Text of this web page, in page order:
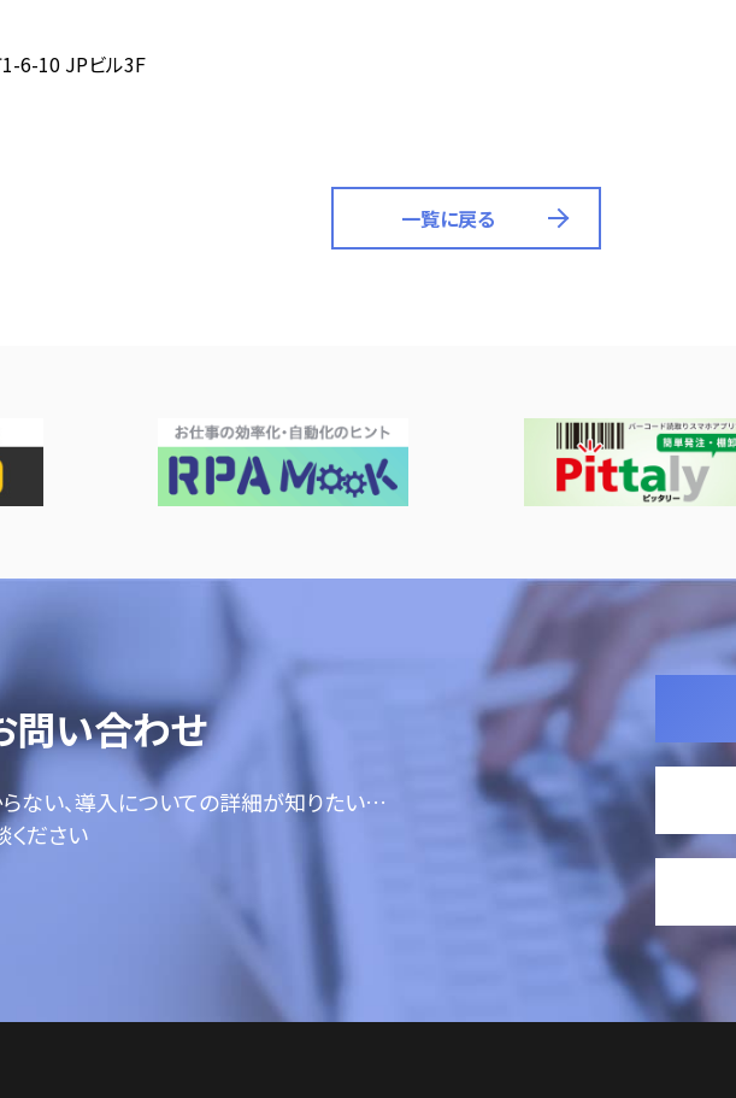
6-10 JPビル3F
一覧に戻る
問い合わせ
ない、導入についての詳細が知りたい…
ください